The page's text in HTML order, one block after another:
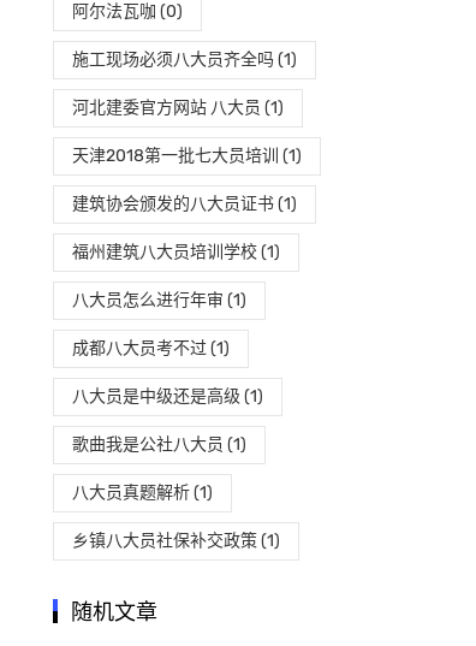
阿尔法瓦咖 (0)
施工现场必须八大员齐全吗(1)
河北建委官方网站 八大员 (1)
天津2018第一批七大员培训 (1)
建筑协会颁发的八大员证书(1)
福州建筑八大员培训学校(1)
八大员怎么进行年审 (1)
成都八大员考不过 (1)
八大员是中级还是高级 (1)
歌曲我是公社八大员 (1)
八大员真题解析(1)
乡镇八大员社保补交政策(1)
随机文章